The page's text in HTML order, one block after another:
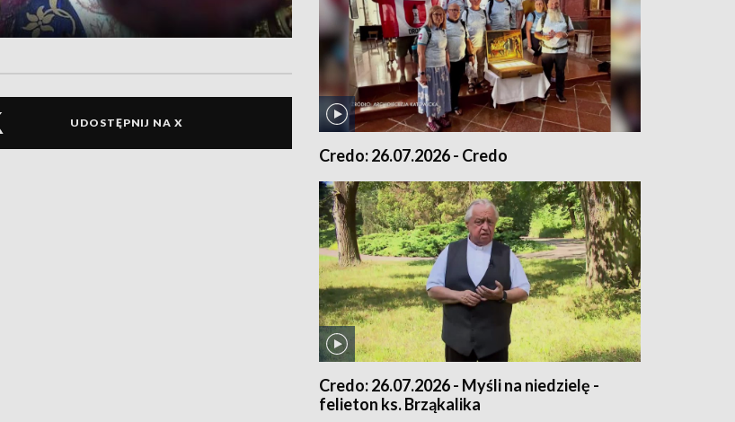
UDOSTĘPNIJ NA X
Credo: 26.07.2026 - Credo
Credo: 26.07.2026 - Myśli na niedzielę -
felieton ks. Brząkalika